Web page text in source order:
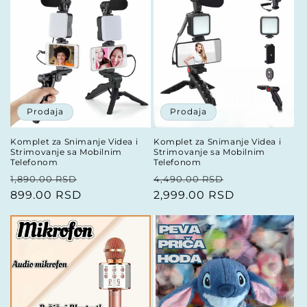
:
Prodaja
Komplet za Snimanje Videa i
Strimovanje sa Mobilnim
Telefonom
Redovna
cena
1,890.00 RSD
899.00 RSD
Prodaja
Komplet za Snimanje Videa i
Strimovanje sa Mobilnim
Telefonom
Redovna
cena
4,490.00 RSD
cena
2,999.00 RSD